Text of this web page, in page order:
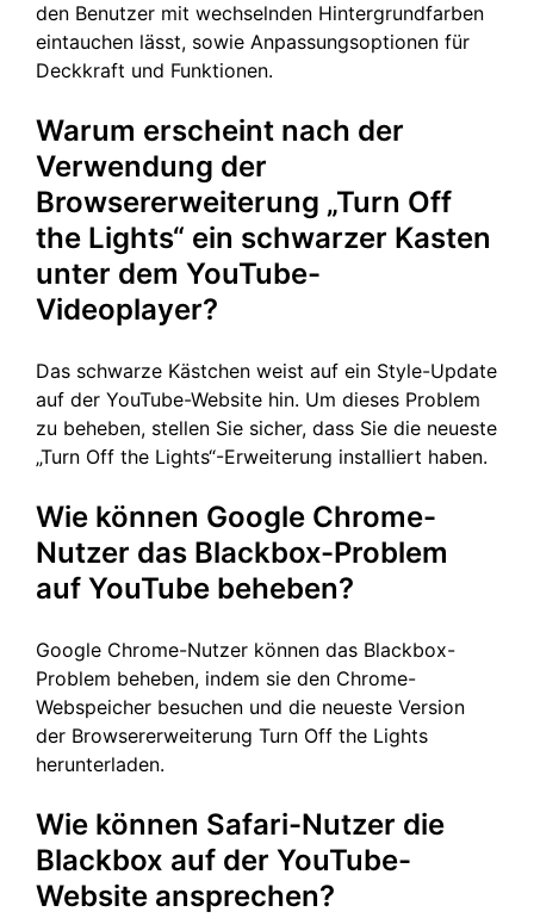
den Benutzer mit wechselnden Hintergrundfarben
eintauchen lässt, sowie Anpassungsoptionen für
Deckkraft und Funktionen.
Warum erscheint nach der
Verwendung der
Browsererweiterung „Turn Off
the Lights“ ein schwarzer Kasten
unter dem YouTube-
Videoplayer?
Das schwarze Kästchen weist auf ein Style-Update
auf der YouTube-Website hin. Um dieses Problem
zu beheben, stellen Sie sicher, dass Sie die neueste
„Turn Off the Lights“-Erweiterung installiert haben.
Wie können Google Chrome-
Nutzer das Blackbox-Problem
auf YouTube beheben?
Google Chrome-Nutzer können das Blackbox-
Problem beheben, indem sie den Chrome-
Webspeicher besuchen und die neueste Version
der Browsererweiterung Turn Off the Lights
herunterladen.
Wie können Safari-Nutzer die
Blackbox auf der YouTube-
Website ansprechen?